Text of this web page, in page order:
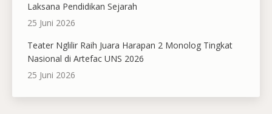
Laksana Pendidikan Sejarah
25 Juni 2026
Teater Nglilir Raih Juara Harapan 2 Monolog Tingkat
Nasional di Artefac UNS 2026
25 Juni 2026